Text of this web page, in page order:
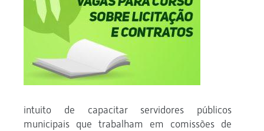
intuito de capacitar servidores públicos
municipais que trabalham em comissões de